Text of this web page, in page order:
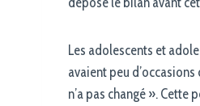
Les adolescents et
avaient peu
n’a pas changé ».